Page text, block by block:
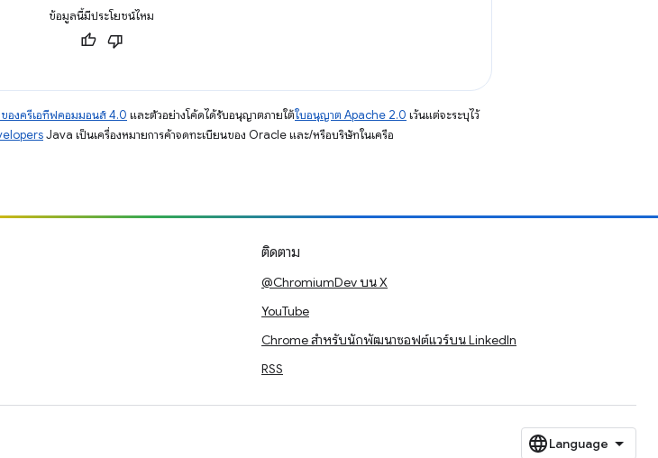
ข้อมูลนี้มีประโยชน์ไหม
องครีเอทีฟคอมมอนส์ 4.0 และตัวอย่างโค้ดได้รับอนุญาตภายใต้ใบอนุญาต Apache 2.0 เว้นแต่จะระบุไว้
Java เป็นเครื่องหมายการค้าจดทะเบียนของ Oracle และ/หรือบริษัทในเครือ
ติดตาม
@ChromiumDev บน X
YouTube
Chrome สำหรับนักพัฒนาซอฟต์แวร์บน LinkedIn
RSS